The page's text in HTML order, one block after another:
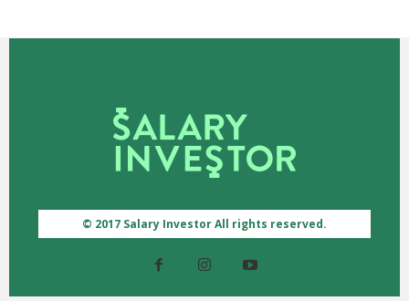
© 2017 Salary Investor All rights reserved.